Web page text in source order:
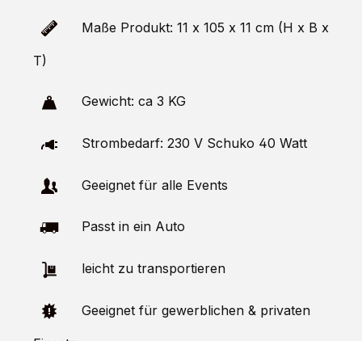
Maße Produkt: 11 x 105 x 11 cm (H x B x
T)
Gewicht: ca 3 KG
Strombedarf: 230 V Schuko 40 Watt
Geeignet für alle Events
Passt in ein Auto
leicht zu transportieren
Geeignet für gewerblichen & privaten